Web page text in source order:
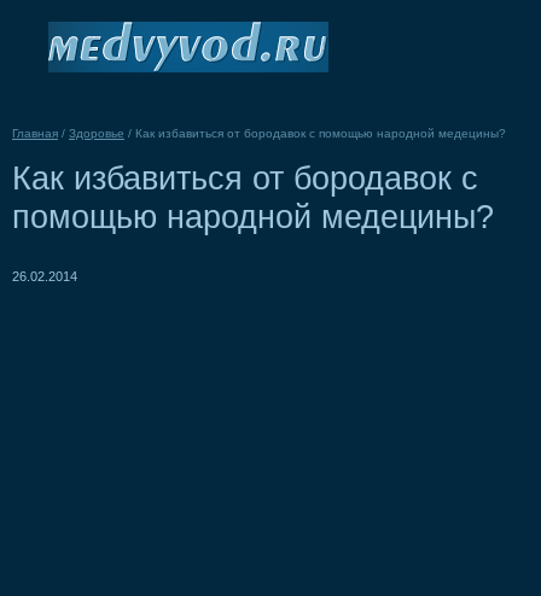
Главная / Здоровье / Как избавиться от бородавок с помощью народной медецины?
Как избавиться от бородавок с
помощью народной медецины?
26.02.2014